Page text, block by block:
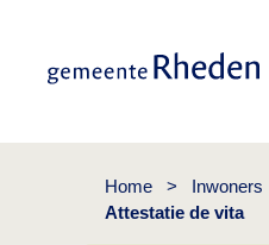
Home > Inwoners
Attestatie de vita